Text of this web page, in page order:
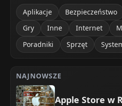
Aplikacje
Bezpieczeństwo
Gry
Inne Internet
Poradniki
Sprzęt
NAJNOWSZE
Apple Store w